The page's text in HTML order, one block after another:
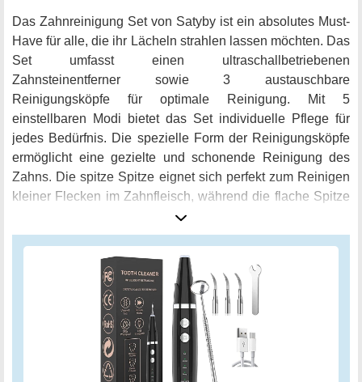
Das Zahnreinigung Set von Satyby ist ein absolutes Must-
Have für alle, die ihr Lächeln strahlen lassen möchten. Das
Set umfasst einen ultraschallbetriebenen
Zahnsteinentferner sowie 3 austauschbare
Reinigungsköpfe für optimale Reinigung. Mit 5
einstellbaren Modi bietet das Set individuelle Pflege für
jedes Bedürfnis. Die spezielle Form der Reinigungsköpfe
ermöglicht eine gezielte und schonende Reinigung des
Zahns. Die spitze Spitze eignet sich perfekt zum Reinigen
kleiner Flecken im Zahnfleisch, während die flache Spitze
für große Zahnsteinablagerungen auf der Zahnoberfläche
verwendet wird. Sicherheit geht vor! Der
Zahnsteinentferner von Satyby funktioniert ausschließlich
bei Zähnen oder harten Gegenständen und schützt somit
Ihr Zahnfleisch. Eine regelmäßige Anwendung des
Entferners beugt Parodontitis vor und verbessert die
allgemeine Gesundheit Ihrer Zähne. Gönnen Sie sich jetzt
die professionelle Zahnpflege in den eigenen vier Wänden
und freuen Sie sich über strahlend saubere Zähne und